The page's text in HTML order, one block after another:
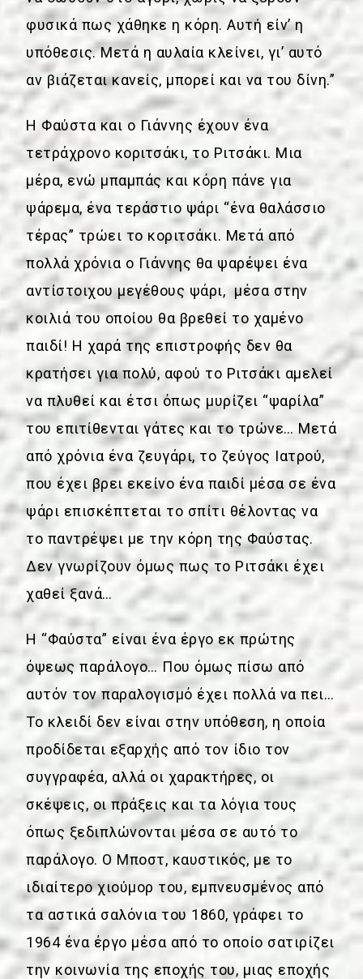
φυσικά πως χάθηκε η κόρη. Αυτή είν’ η
υπόθεσις. Μετά η αυλαία κλείνει, γι’ αυτό
αν βιάζεται κανείς, μπορεί και να του δίνη.”
Η Φαύστα και ο Γιάννης έχουν ένα
τετράχρονο κοριτσάκι, το Ριτσάκι. Μια
μέρα, ενώ μπαμπάς και κόρη πάνε για
ψάρεμα, ένα τεράστιο ψάρι “ένα θαλάσσιο
τέρας” τρώει το κοριτσάκι. Μετά από
πολλά χρόνια ο Γιάννης θα ψαρέψει ένα
αντίστοιχου μεγέθους ψάρι, μέσα στην
κοιλιά του οποίου θα βρεθεί το χαμένο
παιδί! Η χαρά της επιστροφής δεν θα
κρατήσει για πολύ, αφού το Ριτσάκι αμελεί
να πλυθεί και έτσι όπως μυρίζει “ψαρίλα”
του επιτίθενται γάτες και το τρώνε… Μετά
από χρόνια ένα ζευγάρι, το ζεύγος Ιατρού,
που έχει βρει εκείνο ένα παιδί μέσα σε ένα
ψάρι επισκέπτεται το σπίτι θέλοντας να
το παντρέψει με την κόρη της Φαύστας.
Δεν γνωρίζουν όμως πως το Ριτσάκι έχει
χαθεί ξανά…
Η “Φαύστα” είναι ένα έργο εκ πρώτης
όψεως παράλογο… Που όμως πίσω από
αυτόν τον παραλογισμό έχει πολλά να πει…
Το κλειδί δεν είναι στην υπόθεση, η οποία
προδίδεται εξαρχής από τον ίδιο τον
συγγραφέα, αλλά οι χαρακτήρες, οι
σκέψεις, οι πράξεις και τα λόγια τους
όπως ξεδιπλώνονται μέσα σε αυτό το
παράλογο. Ο Μποστ, καυστικός, με το
ιδιαίτερο χιούμορ του, εμπνευσμένος από
τα αστικά σαλόνια του 1860, γράφει το
1964 ένα έργο μέσα από το οποίο σατιρίζει
την κοινωνία της εποχής του, μιας εποχής